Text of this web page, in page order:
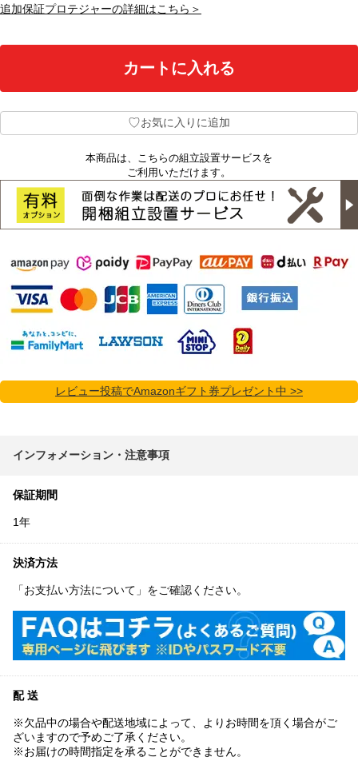
追加保証プロテジャーの詳細はこちら＞
♡お気に入りに追加
本商品は、こちらの組立設置サービスを
ご利用いただけます。
レビュー投稿でAmazonギフト券プレゼント中 >>
インフォメーション・注意事項
保証期間
1年
決済方法
「お支払い方法について」をご確認ください。
配 送
※欠品中の場合や配送地域によって、よりお時間を頂く場合がご
ざいますので予めご了承ください。
※お届けの時間指定を承ることができません。